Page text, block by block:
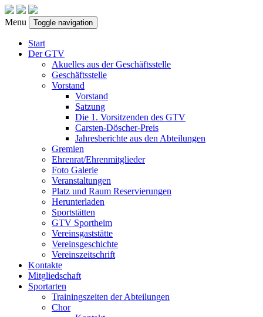
Menu Toggle navigation
Start
Der GTV
Akuelles aus der Geschäftsstelle
Geschäftsstelle
Vorstand
Vorstand
Satzung
Die 1. Vorsitzenden des GTV
Carsten-Döscher-Preis
Jahresberichte aus den Abteilungen
Gremien
Ehrenrat/Ehrenmitglieder
Foto Galerie
Veranstaltungen
Platz und Raum Reservierungen
Herunterladen
Sportstätten
GTV Sportheim
Vereinsgaststätte
Vereinsgeschichte
Vereinszeitschrift
Kontakte
Mitgliedschaft
Sportarten
Trainingszeiten der Abteilungen
Chor